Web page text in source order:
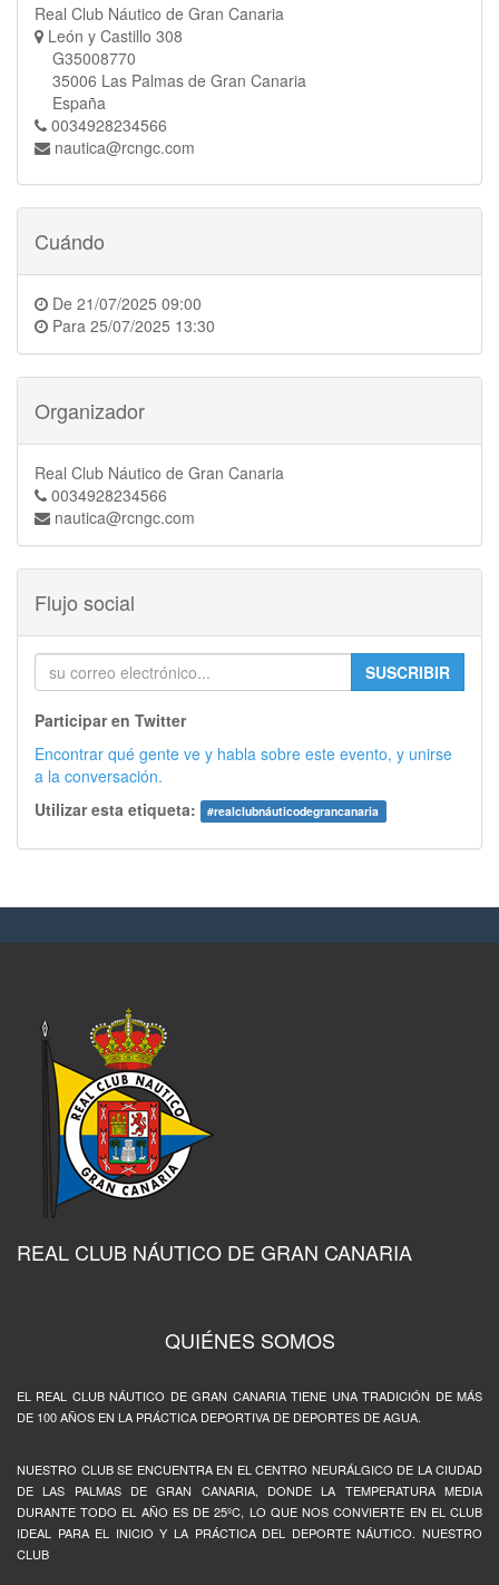
Real Club Náutico de Gran Canaria
León y Castillo 308
G35008770
35006 Las Palmas de Gran Canaria
España
0034928234566
nautica@rcngc.com
Cuándo
De 21/07/2025 09:00
Para 25/07/2025 13:30
Organizador
Real Club Náutico de Gran Canaria
0034928234566
nautica@rcngc.com
Flujo social
SUSCRIBIR
Participar en Twitter
Encontrar qué gente ve y habla sobre este evento, y unirse
a la conversación.
Utilizar esta etiqueta:
#realclubnáuticodegrancanaria
REAL CLUB NÁUTICO DE GRAN CANARIA
QUIÉNES SOMOS
EL REAL CLUB NÁUTICO DE GRAN CANARIA TIENE UNA TRADICIÓN DE MÁS
DE 100 AÑOS EN LA PRÁCTICA DEPORTIVA DE DEPORTES DE AGUA.
NUESTRO CLUB SE ENCUENTRA EN EL CENTRO NEURÁLGICO DE LA CIUDAD
DE LAS PALMAS DE GRAN CANARIA, DONDE LA TEMPERATURA MEDIA
DURANTE TODO EL AÑO ES DE 25ºC, LO QUE NOS CONVIERTE EN EL CLUB
IDEAL PARA EL INICIO Y LA PRÁCTICA DEL DEPORTE NÁUTICO. NUESTRO
CLUB